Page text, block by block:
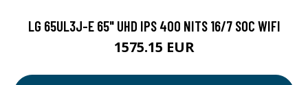
LG 65UL3J-E 65" UHD IPS 400 NITS 16/7 SOC WIFI
1575.15 EUR